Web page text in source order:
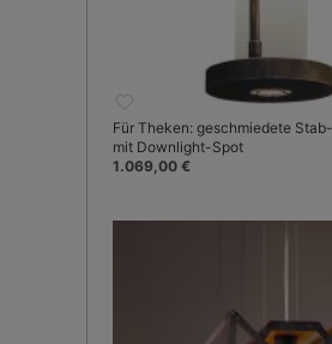
Für Theken: geschmiedete
mit Downlight-Spot
1.069,00 €